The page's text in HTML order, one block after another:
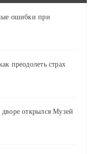
ошибки при
преодолеть страх
открылся Музей